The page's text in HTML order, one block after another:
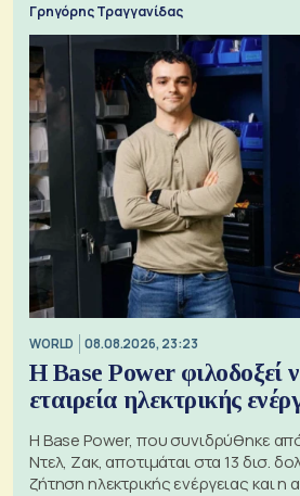
Γρηγόρης Τραγγανίδας
WORLD 08.08.2026, 23:23
Η Base Power φιλοδοξεί
εταιρεία ηλεκτρικής
Η Base Power, που συνιδρύθηκε
Ντελ, Ζακ, αποτιμάται στα 13 δισ.
ζήτηση ηλεκτρικής ενέργειας και